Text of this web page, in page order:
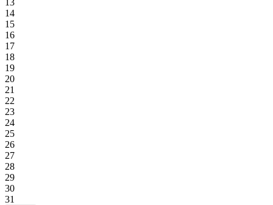
14
15
16
17
18
19
20
21
22
23
24
25
26
27
28
29
30
31